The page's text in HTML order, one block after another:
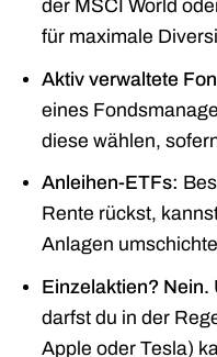
der MSCI World
für maximale
Aktiv verwaltete
eines
diese wählen,
Anleihen-ETFs:
Rente rückst,
Anlagen
Einzelaktien? Nein.
darfst du in der
Apple oder Tesla)